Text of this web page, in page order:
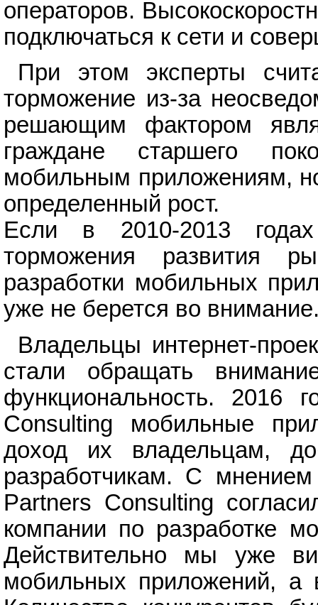
операторов.
подключаться к сети и
При этом эксперты
торможение из-за
решающим фактором
граждане старшего
мобильным приложениям,
определенный рост.
Если в 2010-2013
торможения развития
разработки мобильных
уже не берется во
Владельцы интернет-
стали обращать
функциональность. 2016
Consulting мобильные
доход их владельцам,
разработчикам. С
Partners Consulting
компании по разработке
Действительно мы уже
мобильных приложений,